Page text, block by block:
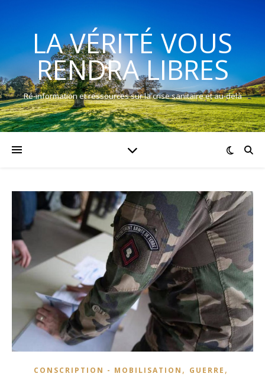
LA VÉRITÉ VOUS
RENDRA LIBRES
Ré-information et ressources sur la crise sanitaire et au-delà
CONSCRIPTION - MOBILISATION , GUERRE ,